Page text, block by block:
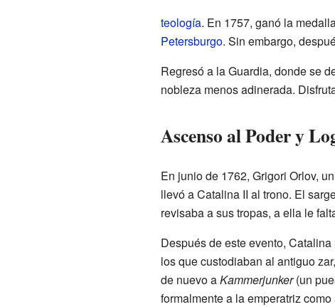
teología. En 1757, ganó la
Petersburgo. Sin embargo,
Regresó a la Guardia, donde se
nobleza menos adinerada.
Ascenso al Poder y
En junio de 1762, Grigori Orlov,
llevó a Catalina II al trono. El
revisaba a sus tropas, a ella le
Después de este evento,
los que custodiaban al antiguo
de nuevo aKammerjunker(un
formalmente a la emperatriz